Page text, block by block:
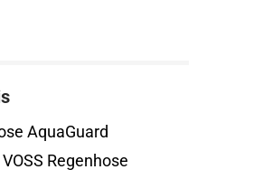
AquaGuard
Regenhose